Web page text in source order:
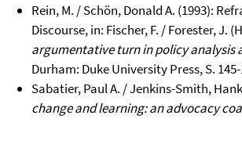
Rein, M. / Schön, Donald A. (1993):
Discourse, in: Fischer, F. / Forester, J.
argumentative turn in policy analysis
Durham: Duke University Press, S.
Sabatier, Paul A. / Jenkins-Smith,
change and learning: an advocacy